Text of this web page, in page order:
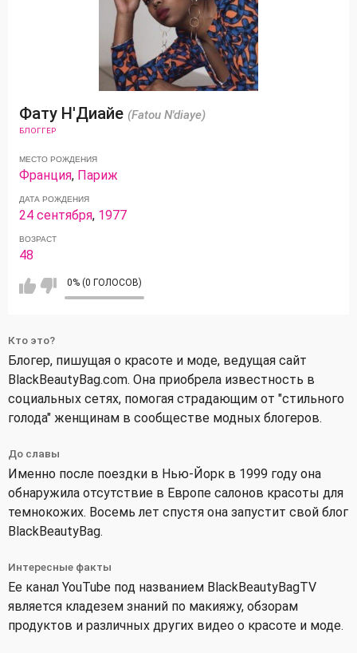
Фату Н'Диайе (Fatou N'diaye)
БЛОГГЕР
МЕСТО РОЖДЕНИЯ
Франция, Париж
ДАТА РОЖДЕНИЯ
24 сентября, 1977
ВОЗРАСТ
48
0% (0 ГОЛОСОВ)
Кто это?
Блогер, пишущая о красоте и моде, ведущая сайт
BlackBeautyBag.com. Она приобрела известность в
социальных сетях, помогая страдающим от "стильного
голода" женщинам в сообществе модных блогеров.
До славы
Именно после поездки в Нью-Йорк в 1999 году она
обнаружила отсутствие в Европе салонов красоты для
темнокожих. Восемь лет спустя она запустит свой блог
BlackBeautyBag.
Интересные факты
Ее канал YouTube под названием BlackBeautyBagTV
является кладезем знаний по макияжу, обзорам
продуктов и различных других видео о красоте и моде.